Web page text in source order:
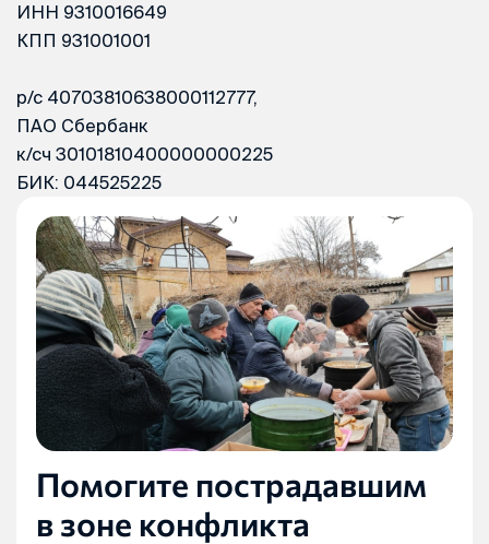
ИНН 9310016649
КПП 931001001
р/с 40703810638000112777,
ПАО Сбербанк
к/сч 30101810400000000225
БИК: 044525225
Помогите пострадавшим
в зоне конфликта